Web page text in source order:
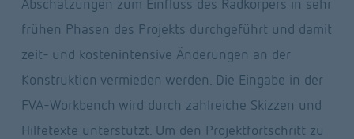
Abschätzungen zum Einfluss des Radkörpers in sehr
frühen Phasen des Projekts durchgeführt und damit
zeit- und kostenintensive Änderungen an der
Konstruktion vermieden werden. Die Eingabe in der
FVA-Workbench wird durch zahlreiche Skizzen und
Hilfetexte unterstützt. Um den Projektfortschritt zu